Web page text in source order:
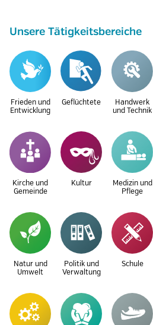
Unsere Tätigkeitsbereiche
Frieden und
Entwicklung
Geflüchtete
Handwerk
und Technik
Kirche und
Gemeinde
Kultur
Medizin und
Pflege
Natur und
Umwelt
Politik und
Verwaltung
Schule